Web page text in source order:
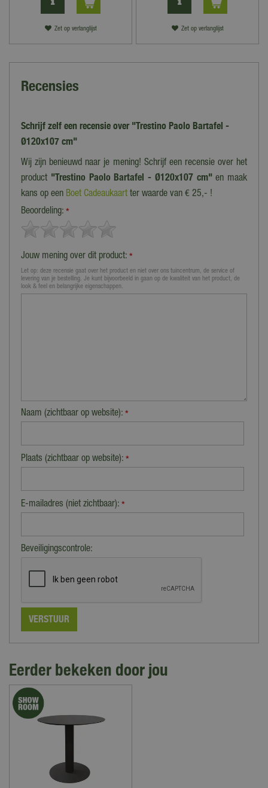
Zet op verlanglijst Zet op verlanglijst
Recensies
Schrijf zelf een recensie over "Trestino Paolo Bartafel -
Ø120x107 cm"
Wij zijn benieuwd naar je mening! Schrijf een recensie over het
product "Trestino Paolo Bartafel - Ø120x107 cm"en maak
kans op een Boet Cadeaukaart ter waarde van € 25,- !
Beoordeling: *
Jouw mening over dit product: *
Let op: deze recensie gaat over het product en niet over ons tuincentrum, de service of
levering van je bestelling. Je kunt bijvoorbeeld in gaan op de kwaliteit van het product, de
look & feel en belangrijke eigenschappen.
Naam (zichtbaar op website): *
Plaats (zichtbaar op website): *
E-mailadres (niet zichtbaar): *
Beveiligingscontrole:
Eerder bekeken door jou